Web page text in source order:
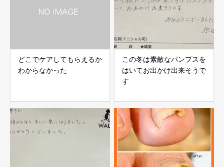
どこでケアしてもらえるか
わからなかった
この冬は素敵なパンプスを
はいてお出かけ出来そうで
す